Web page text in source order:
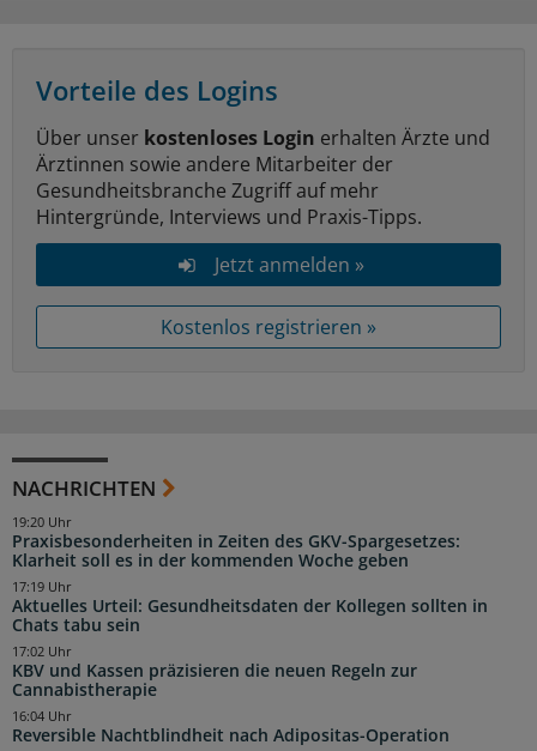
Vorteile des Logins
Über unser kostenloses Login erhalten Ärzte und
Ärztinnen sowie andere Mitarbeiter der
Gesundheitsbranche Zugriff auf mehr
Hintergründe, Interviews und Praxis-Tipps.
Jetzt anmelden »
Kostenlos registrieren »
NACHRICHTEN
Praxisbesonderheiten in Zeiten des GKV-Spargesetzes:
Klarheit soll es in der kommenden Woche geben
19:20 Uhr
Aktuelles Urteil: Gesundheitsdaten der Kollegen sollten in
Chats tabu sein
17:19 Uhr
KBV und Kassen präzisieren die neuen Regeln zur
Cannabistherapie
17:02 Uhr
Reversible Nachtblindheit nach Adipositas-Operation
16:04 Uhr